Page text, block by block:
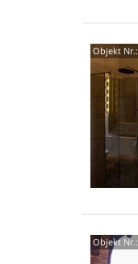
Objekt Nr.:
Objekt Nr.: